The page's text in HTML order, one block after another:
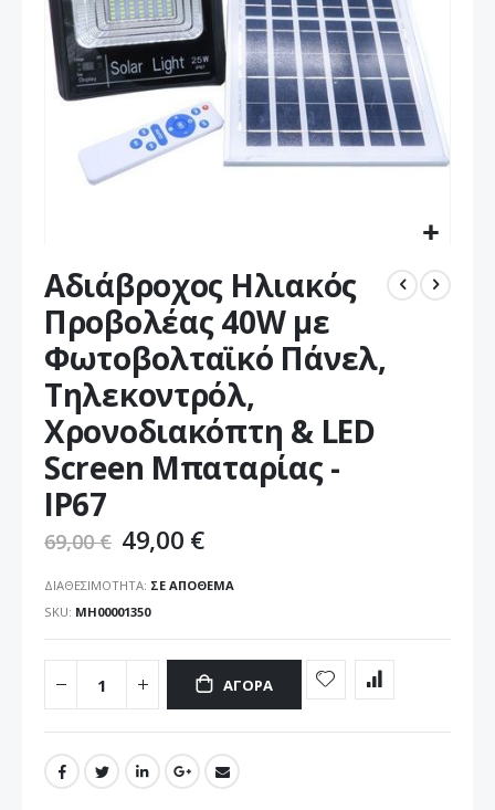
στην
αρχή
συλλογής
εικόνων
Αδιάβροχος Ηλιακός
Προβολέας 40W με
Φωτοβολταϊκό Πάνελ,
Τηλεκοντρόλ,
Χρονοδιακόπτη & LED
Screen Μπαταρίας -
IP67
69,00 € 49,00 €
ΔΙΑΘΕΣΙΜΌΤΗΤΑ: ΣΕ ΑΠΌΘΕΜΑ
SKU ΜΗ00001350
ΑΓΟΡΆ